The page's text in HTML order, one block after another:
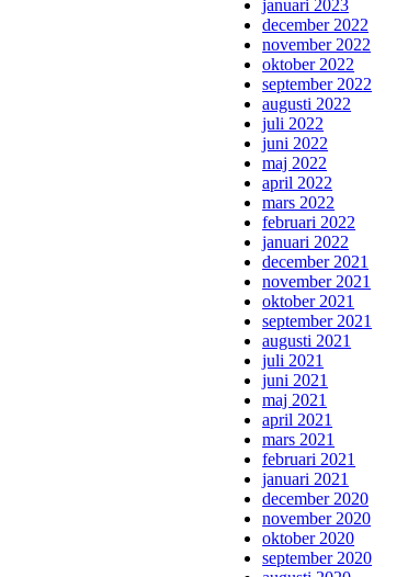
januari 2023
december 2022
november 2022
oktober 2022
september 2022
augusti 2022
juli 2022
juni 2022
maj 2022
april 2022
mars 2022
februari 2022
januari 2022
december 2021
november 2021
oktober 2021
september 2021
augusti 2021
juli 2021
juni 2021
maj 2021
april 2021
mars 2021
februari 2021
januari 2021
december 2020
november 2020
oktober 2020
september 2020